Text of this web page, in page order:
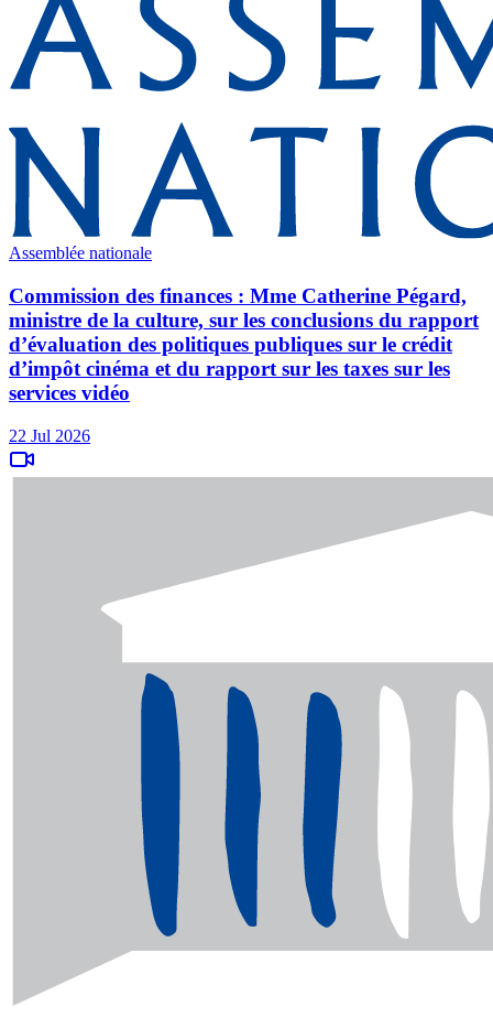
Assemblée nationale
Commission des finances : Mme Catherine Pégard,
ministre de la culture, sur les conclusions du rapport
d’évaluation des politiques publiques sur le crédit
d’impôt cinéma et du rapport sur les taxes sur les
services vidéo
22 Jul 2026